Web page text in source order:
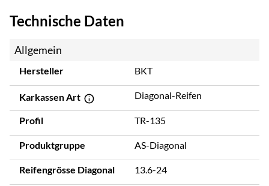
Technische Daten
Allgemein
Hersteller BKT
Karkassen Art Diagonal-Reifen
Profil TR-135
Produktgruppe AS-Diagonal
Reifengrösse Diagonal 13.6-24